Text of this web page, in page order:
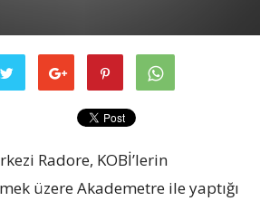
Radore, KOBİ’lerin
üzere Akademetre ile yaptığı